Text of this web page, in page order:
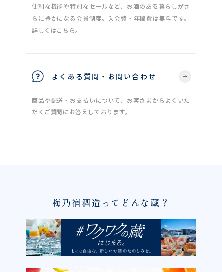
便利な機能や特別なセールなど、お酒のある暮らしがさ
らに豊かになる会員制度。入会費・年間費は無料です。
詳しくはこちら。
よくある質問・お問い合わせ
商品や配送・お支払いについて、お客さまからよくいた
だくご質問にお答えしております。
梅乃宿酒造ってどんな蔵？